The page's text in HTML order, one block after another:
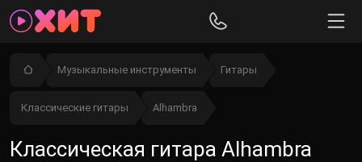
Музыкальные инструменты Гитары
Классические гитары Alhambra
Классическая гитара Alhambra